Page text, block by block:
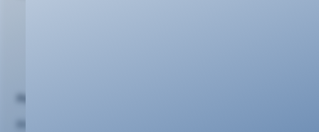
Portalseiten